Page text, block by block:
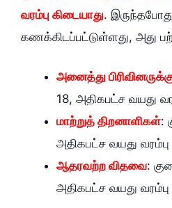
வரம்பு கிடையாது.
கணக்கிடப்பட்டுள்ளது, அது
அனைத்து
18, அதிகபட்ச வயது
மாற்றுத் திறனாளிகள்:
அதிகபட்ச வயது
ஆதரவற்ற விதவை:
அதிகபட்ச வயது